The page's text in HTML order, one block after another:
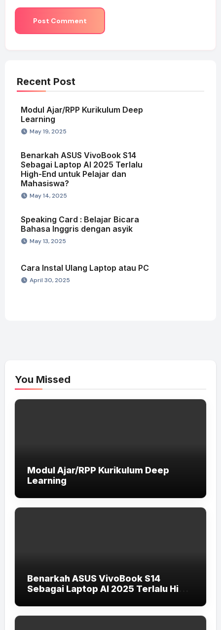
Recent Post
Modul Ajar/RPP Kurikulum Deep
Learning
May 19, 2025
Benarkah ASUS VivoBook S14
Sebagai Laptop AI 2025 Terlalu
High-End untuk Pelajar dan
Mahasiswa?
May 14, 2025
Speaking Card : Belajar Bicara
Bahasa Inggris dengan asyik
May 13, 2025
Cara Instal Ulang Laptop atau PC
April 30, 2025
You Missed
Modul Ajar/RPP Kurikulum Deep
Learning
Benarkah ASUS VivoBook S14
Sebagai Laptop AI 2025 Terlalu High-